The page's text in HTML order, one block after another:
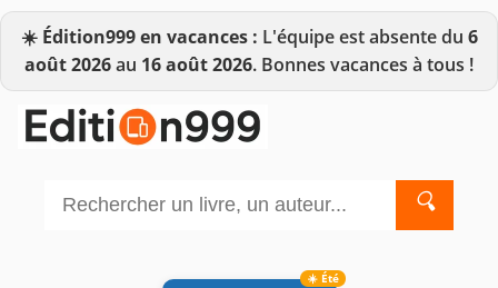
☀️ Édition999 en vacances : L'équipe est absente du 6
août 2026au 16 août 2026. Bonnes vacances à tous !
🔍